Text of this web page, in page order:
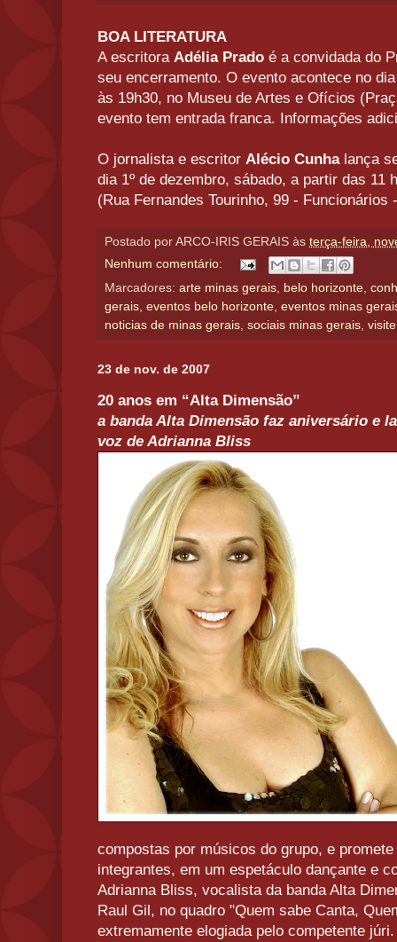
BOA LITERATURA
A escritora Adélia Prado é a convidada do
seu encerramento. O evento acontece no
às 19h30, no Museu de Artes e Ofícios
evento tem entrada franca. Informações
O jornalista e escritor Alécio Cunhalança
dia 1º de dezembro, sábado, a partir das 11
(Rua Fernandes Tourinho, 99 - Funcionários
Postado por ARCO-IRIS GERAIS às terça-feira,
Nenhum comentário:
Marcadores: arte minas gerais belo horizonte
gerais eventos belo horizonte eventos minas
noticias de minas gerais sociais minas gerais
23 de nov. de 2007
20 anos em “Alta Dimensão”
a banda Alta Dimensão faz aniversário e
voz de Adrianna Bliss
compostas por músicos do grupo, e
integrantes, em um espetáculo dançante e
Adrianna Bliss, vocalista da banda Alta
Raul Gil, no quadro "Quem sabe Canta,
extremamente elogiada pelo competente júri.